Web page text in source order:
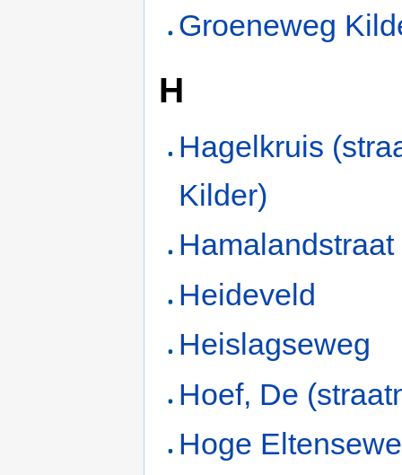
Groeneweg
H
Hagelkruis
Kilder)
Hamalandstraat
Heideveld
Heislagseweg
Hoef, De
Hoge